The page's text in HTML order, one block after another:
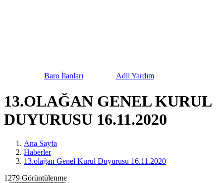
Baro İlanları Adli Yardım
13.OLAĞAN GENEL KURUL
DUYURUSU 16.11.2020
Ana Sayfa
Haberler
13.olağan Genel Kurul Duyurusu 16.11.2020
1279 Görüntülenme